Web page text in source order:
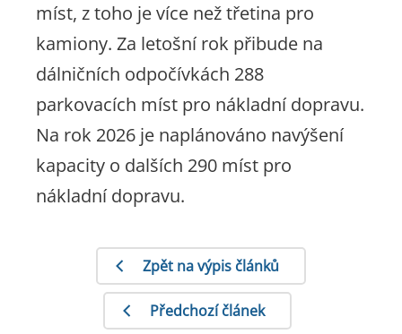
míst, z toho je více než třetina pro
kamiony. Za letošní rok přibude na
dálničních odpočívkách 288
parkovacích míst pro nákladní dopravu.
Na rok 2026 je naplánováno navýšení
kapacity o dalších 290 míst pro
nákladní dopravu.
Zpět na výpis článků
Předchozí článek